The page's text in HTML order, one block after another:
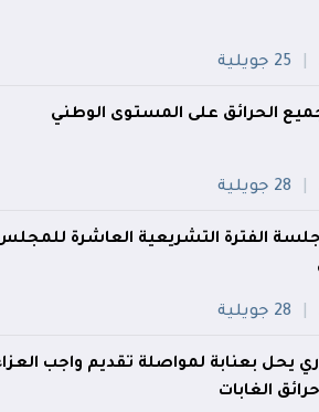
25 جويلية
الحرائق على المستوى الوطني
28 جويلية
جلسة الفترة التشريعية العاشرة
28 جويلية
يحل بعنابة لمواصلة تقديم واجب
الغابات